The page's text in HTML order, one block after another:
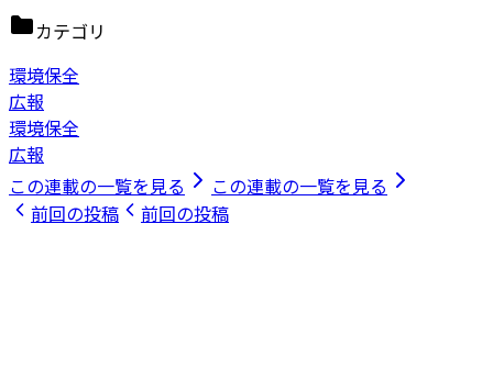
カテゴリ
環境保全
広報
環境保全
広報
この連載の一覧を見る
この連載の一覧を見る
前回の投稿
前回の投稿